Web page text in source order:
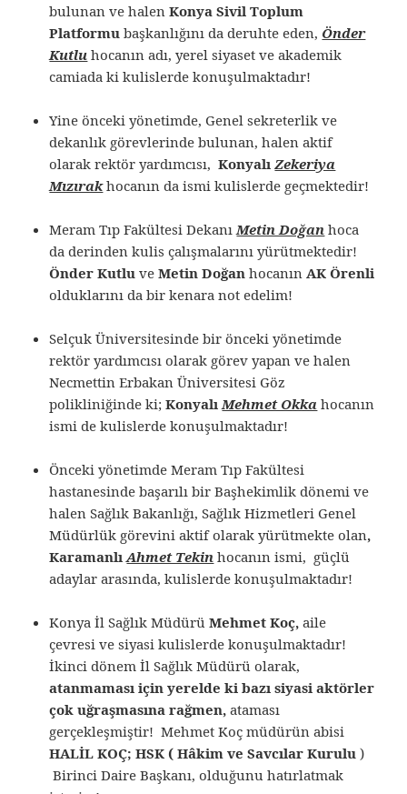
bulunan ve halenKonya Sivil Toplum
Platformu başkanlığını da deruhte eden, Önder
Kutlu hocanın adı, yerel siyaset ve akademik
camiada ki kulislerde konuşulmaktadır!
Yine önceki yönetimde, Genel sekreterlik ve
dekanlık görevlerinde bulunan, halen aktif
olarak rektör yardımcısı,Konyalı Zekeriya
Mızırakhocanın da ismi kulislerde geçmektedir!
Meram Tıp Fakültesi Dekanı Metin Doğan hoca
da derinden kulis çalışmalarını yürütmektedir!
Önder Kutlu veMetin Doğan hocanın AK Örenli
olduklarını da bir kenara not edelim!
Selçuk Üniversitesinde bir önceki yönetimde
rektör yardımcısı olarak görev yapan ve halen
Necmettin Erbakan Üniversitesi Göz
polikliniğinde ki;Konyalı Mehmet Okka hocanın
ismi de kulislerde konuşulmaktadır!
Önceki yönetimde Meram Tıp Fakültesi
hastanesinde başarılı bir Başhekimlik dönemi ve
halen Sağlık Bakanlığı, Sağlık Hizmetleri Genel
Müdürlük görevini aktif olarak yürütmekte olan,
KaramanlıAhmet Tekin hocanın ismi, güçlü
adaylar arasında, kulislerde konuşulmaktadır!
Konya İl Sağlık MüdürüMehmet Koç, aile
çevresi ve siyasi kulislerde konuşulmaktadır!
İkinci dönem İl Sağlık Müdürü olarak,
atanmaması için yerelde ki bazı siyasi aktörler
çok uğraşmasına rağmen, ataması
gerçekleşmiştir! Mehmet Koç müdürün abisi
HALİL KOÇ; HSK ( Hâkim ve Savcılar Kurulu )
Birinci Daire Başkanı, olduğunu hatırlatmak